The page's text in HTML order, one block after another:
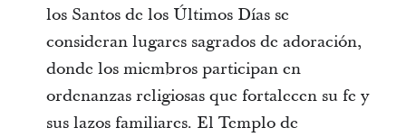
los Santos de los Últimos Días se
consideran lugares sagrados de adoración,
donde los miembros participan en
ordenanzas religiosas que fortalecen su fe y
sus lazos familiares. El Templo de